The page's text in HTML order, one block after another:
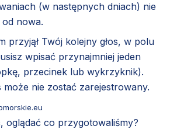
(w następnych dniach) nie
nowa.
przyjął Twój kolejny głos, w polu
wpisać przynajmniej jeden
przecinek lub wykrzyknik).
może nie zostać zarejestrowany.
oglądać co przygotowaliśmy?